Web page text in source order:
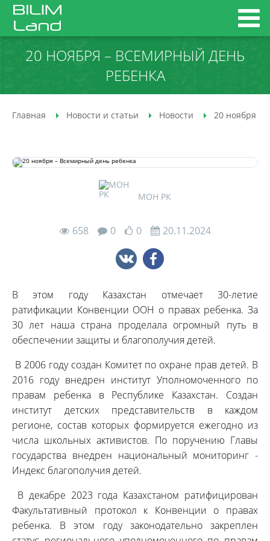
20 НОЯБРЯ – ВСЕМИРНЫЙ ДЕНЬ
РЕБЕНКА
Главная Новости и статьи Новости 20 ноября –
МОН РК
658 0 0 20.11.2024
В этом году Казахстан отмечает 30-летие
ратификации Конвенции ООН о правах ребенка. За
30 лет наша страна проделала огромный путь в
обеспечении защиты и благополучия детей.
В 2006 году создан Комитет по охране прав детей. В
2016 году внедрен институт Уполномоченного по
правам ребенка в Республике Казахстан. Создан
институт детских представительств в каждом
регионе, состав которых формируется ежегодно из
числа школьных активистов. По поручению Главы
государства внедрен национальный мониторинг -
Индекс благополучия детей.
В декабре 2023 года Казахстаном ратифицирован
Факультативный протокол к Конвенции о правах
ребенка. В этом году законодательно закреплен